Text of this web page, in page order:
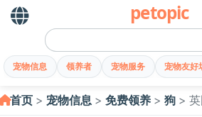
petopic
宠物信息 领养者 宠物服务 宠物友好
首页 宠物信息 免费领养 狗